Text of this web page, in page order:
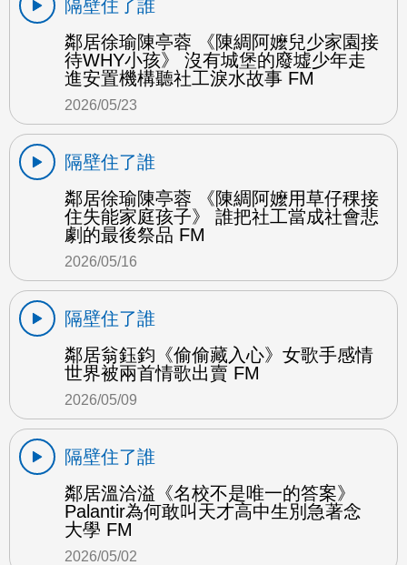
隔壁住了誰
鄰居徐瑜陳亭蓉 《陳綢阿嬤兒少家園接
待WHY小孩》 沒有城堡的廢墟少年走
進安置機構聽社工淚水故事 FM
2026/05/23
隔壁住了誰
鄰居徐瑜陳亭蓉 《陳綢阿嬤用草仔稞接
住失能家庭孩子》 誰把社工當成社會悲
劇的最後祭品 FM
2026/05/16
隔壁住了誰
鄰居翁鈺鈞《偷偷藏入心》女歌手感情
世界被兩首情歌出賣 FM
2026/05/09
隔壁住了誰
鄰居溫洽溢《名校不是唯一的答案》
Palantir為何敢叫天才高中生別急著念
大學 FM
2026/05/02